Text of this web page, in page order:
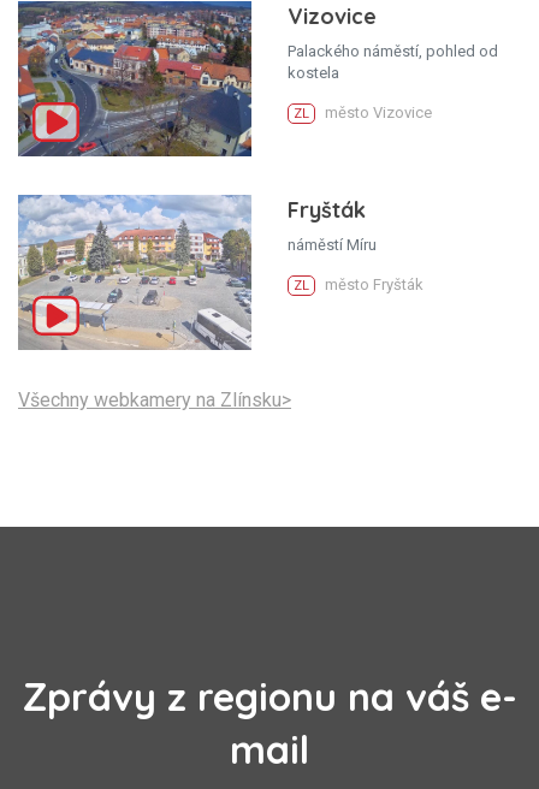
Vizovice
Palackého náměstí, pohled od
kostela
ZL město Vizovice
Fryšták
náměstí Míru
ZL město Fryšták
Všechny webkamery na Zlínsku>
Zprávy z regionu na váš e-
mail